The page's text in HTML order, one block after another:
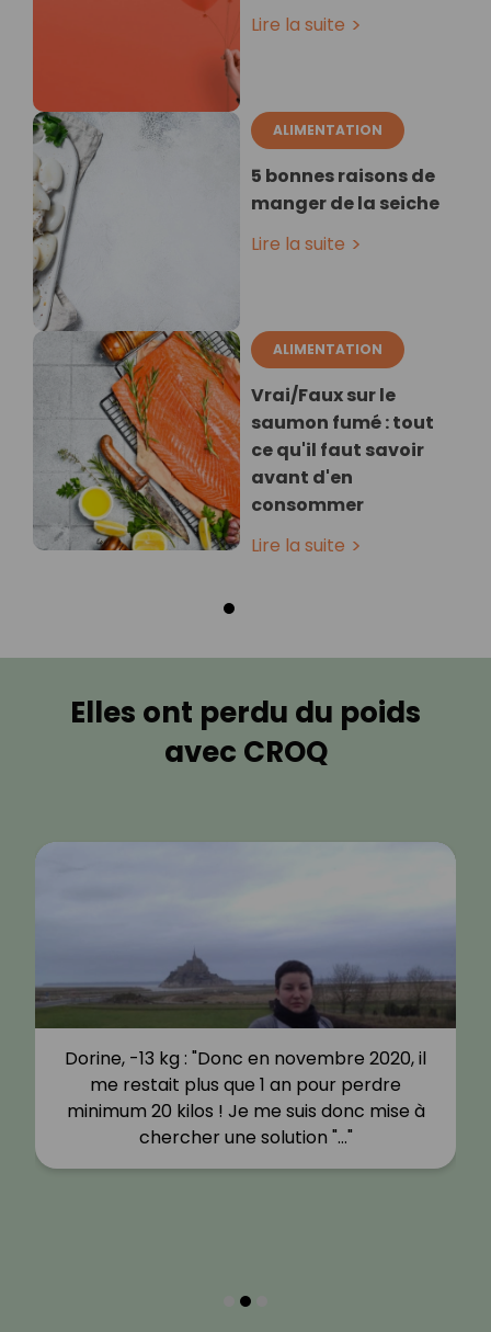
Lire la suite
ALIMENTATION
5 bonnes raisons de
manger de la seiche
Lire la suite
ALIMENTATION
Vrai/Faux sur le
saumon fumé : tout
ce qu'il faut savoir
avant d'en
consommer
Lire la suite
Elles ont perdu du poids
avec CROQ
Dorine, -13 kg : "Donc en novembre 2020, il
me restait plus que 1 an pour perdre
minimum 20 kilos ! Je me suis donc mise à
chercher une solution "…"